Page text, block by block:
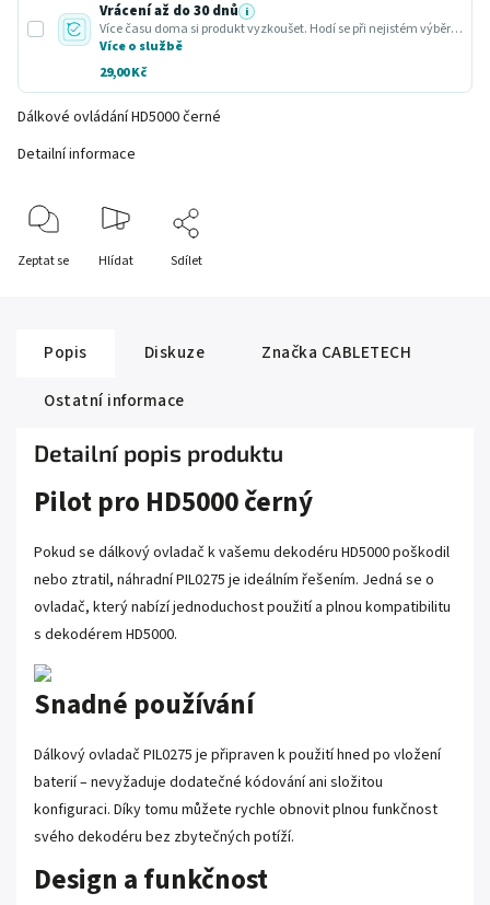
Vrácení až do 30 dnů i
Více času doma si produkt vyzkoušet. Hodí se při nejistém výběru nebo dárku.
Více o službě
29,00 Kč
Dálkové ovládání HD5000 černé
Detailní informace
Zeptat se Hlídat Sdílet
Popis Diskuze Značka CABLETECH
Ostatní informace
Detailní popis produktu
Pilot pro HD5000 černý
Pokud se dálkový ovladač k vašemu dekodéru HD5000 poškodil
nebo ztratil, náhradní PIL0275 je ideálním řešením. Jedná se o
ovladač, který nabízí jednoduchost použití a plnou kompatibilitu
s dekodérem HD5000.
Snadné používání
Dálkový ovladač PIL0275 je připraven k použití hned po vložení
baterií – nevyžaduje dodatečné kódování ani složitou
konfiguraci. Díky tomu můžete rychle obnovit plnou funkčnost
svého dekodéru bez zbytečných potíží.
Design a funkčnost